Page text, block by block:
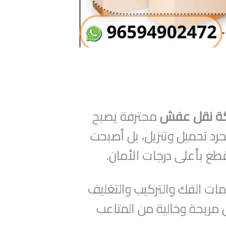
نقل عفشمحترفة يصبح
تحميل وتنزيل، بل أصبحت
بأعلى درجات الأمان.
الفك والتركيب والتغليف
مريحة وخالية من المتاعب